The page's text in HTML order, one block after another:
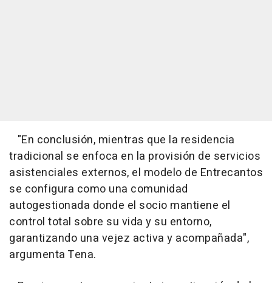
"En conclusión, mientras que la residencia
tradicional se enfoca en la provisión de servicios
asistenciales externos, el modelo de Entrecantos
se configura como una comunidad
autogestionada donde el socio mantiene el
control total sobre su vida y su entorno,
garantizando una vejez activa y acompañada",
argumenta Tena.